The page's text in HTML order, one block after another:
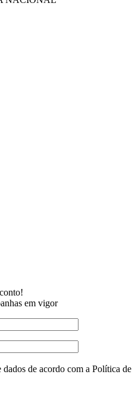
em vigor
de acordo com a Política de